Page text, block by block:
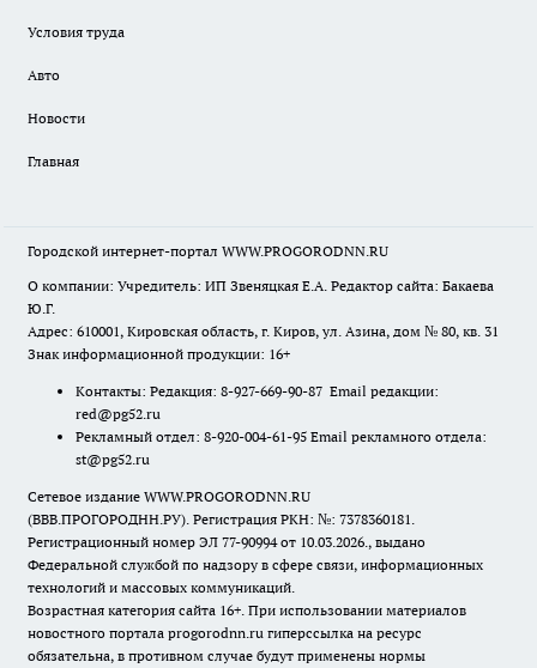
Условия труда
Авто
Новости
Главная
Городской интернет-портал WWW.PROGORODNN.RU
О компании: Учредитель: ИП Звеняцкая Е.А. Редактор сайта: Бакаева
Ю.Г.
Адрес: 610001, Кировская область, г. Киров, ул. Азина, дом № 80, кв. 31
Знак информационной продукции: 16+
Контакты: Редакция: 8-927-669-90-87 Email редакции:
red@pg52.ru
Рекламный отдел: 8-920-004-61-95 Email рекламного отдела:
st@pg52.ru
Сетевое издание WWW.PROGORODNN.RU
(ВВВ.ПРОГОРОДНН.РУ). Регистрация РКН: №: 7378360181.
Регистрационный номер ЭЛ 77-90994 от 10.03.2026., выдано
Федеральной службой по надзору в сфере связи, информационных
технологий и массовых коммуникаций.
Возрастная категория сайта 16+. При использовании материалов
новостного портала progorodnn.ru гиперссылка на ресурс
обязательна, в противном случае будут применены нормы